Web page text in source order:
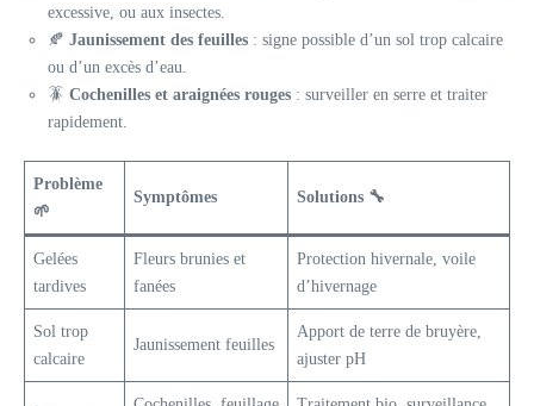
excessive, ou aux insectes.
🍂 Jaunissement des feuilles : signe possible d’un sol trop calcaire
ou d’un excès d’eau.
🪳 Cochenilles et araignées rouges : surveiller en serre et traiter
rapidement.
Problème
🌱
Symptômes Solutions 🔧
Gelées
tardives
Fleurs brunies et
fanées
Protection hivernale, voile
d’hivernage
Sol trop
calcaire
Jaunissement feuilles
Apport de terre de bruyère,
ajuster pH